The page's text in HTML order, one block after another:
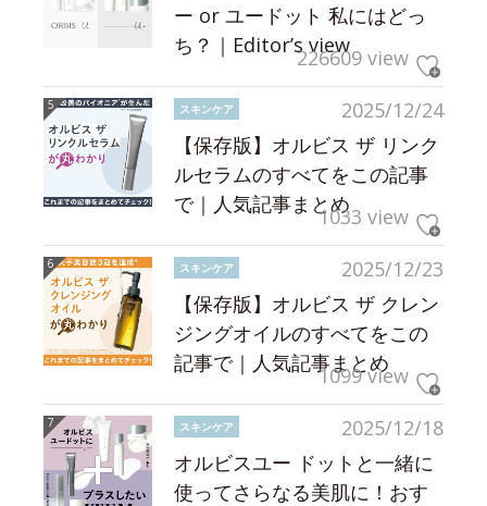
ー or ユードット 私にはどっ
ち？｜Editor’s view226609 view
2025/12/24
スキンケア
【保存版】オルビス ザ リンク
ルセラムのすべてをこの記事
で｜人気記事まとめ1033 view
2025/12/23
スキンケア
【保存版】オルビス ザ クレン
ジングオイルのすべてをこの
記事で｜人気記事まとめ
1099 view
2025/12/18
スキンケア
オルビスユー ドットと一緒に
使ってさらなる美肌に！おす